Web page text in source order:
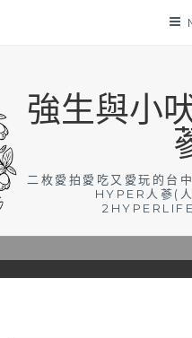
強生與小
二枚愛拍愛吃又愛玩的台
HYPER人蔘(